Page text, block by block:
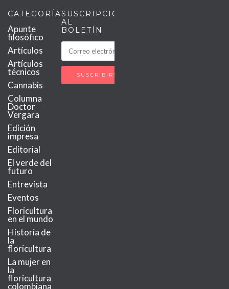
CATEGORÍAS
Apunte
filosófico
Artículos
Artículos
técnicos
Cannabis
Columna
Doctor
Vergara
Edición
impresa
Editorial
El verde del
futuro
Entrevista
Eventos
Floricultura
en el mundo
Historia de
la
floricultura
La mujer en
la
floricultura
colombiana
SUSCRIPCIÓN
AL
BOLETÍN